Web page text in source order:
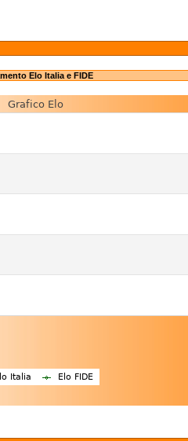
Elo Italia e FIDE